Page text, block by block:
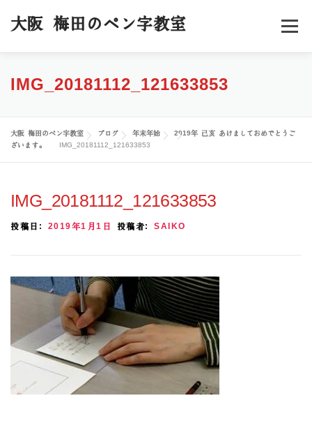
大阪 梅田のペン字教室 メニュー
ホーム 料金／コース スケジュール
受講者様の声 プロフィール ブログ お申込み
IMG_20181112_121633853
大阪 梅田のペン字教室 ブログ 年末年始
2019年 己亥 あけましておめでとうご
ざいます。
IMG_20181112_121633853
IMG_20181112_121633853
投稿日: 2019年1月1日 投稿者: SAIKO